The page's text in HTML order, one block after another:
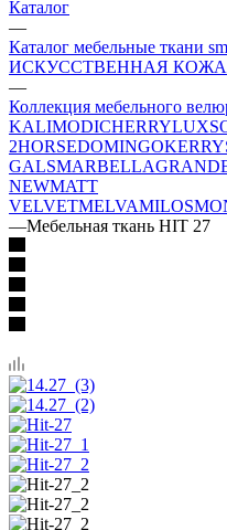
Каталог
—
Каталог мебельные ткани
ИСКУССТВЕННАЯ КОЖА
—
Коллекция мебельного
KALIMODICHERRY
2HORSEDOMINGOKERRY
GALSMARBELLA
NEWMATT
VELVETMELVAMILOS
—Мебельная ткань HIT 27